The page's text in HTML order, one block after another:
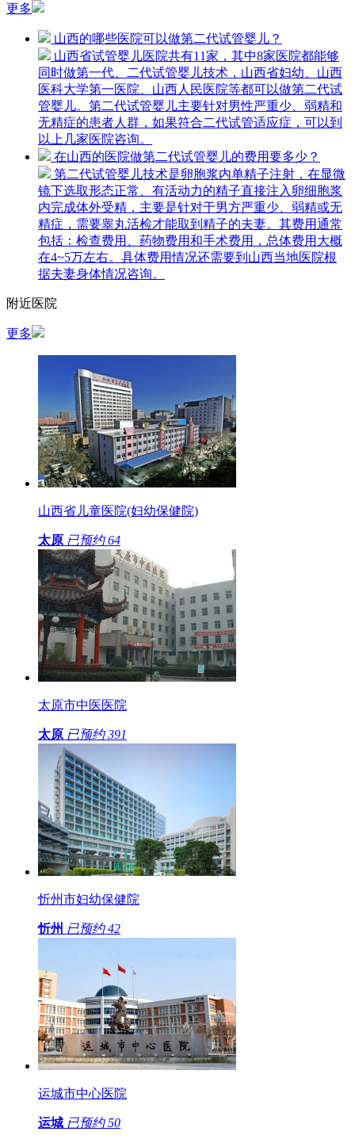
更多
山西的哪些医院可以做第二代试管婴儿？
山西省试管婴儿医院共有11家，其中8家医院都能够
同时做第一代、二代试管婴儿技术，山西省妇幼、山西
医科大学第一医院、山西人民医院等都可以做第二代试
管婴儿。第二代试管婴儿主要针对男性严重少、弱精和
无精症的患者人群，如果符合二代试管适应症，可以到
以上几家医院咨询。
在山西的医院做第二代试管婴儿的费用要多少？
第二代试管婴儿技术是卵胞浆内单精子注射，在显微
镜下选取形态正常、有活动力的精子直接注入卵细胞浆
内完成体外受精，主要是针对于男方严重少、弱精或无
精症，需要睾丸活检才能取到精子的夫妻。其费用通常
包括：检查费用、药物费用和手术费用，总体费用大概
在4~5万左右。具体费用情况还需要到山西当地医院根
据夫妻身体情况咨询。
附近医院
更多
山西省儿童医院(妇幼保健院)
太原 已预约 64
太原市中医医院
太原 已预约 391
忻州市妇幼保健院
忻州 已预约 42
运城市中心医院
运城 已预约 50